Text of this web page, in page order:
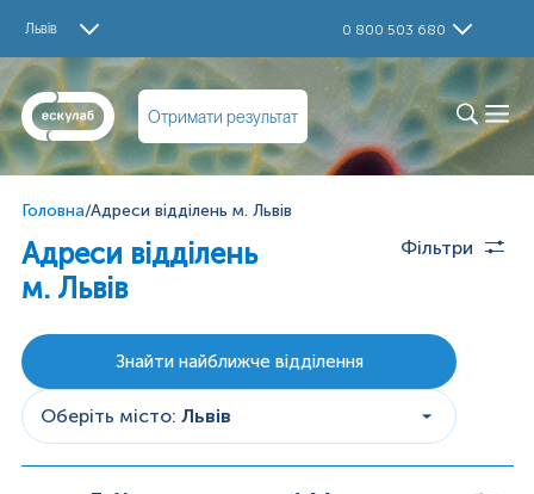
Львів 0 800 503 680
Отримати результат
Головна/Адреси відділень м. Львів
Адреси відділень
м. Львів
Фільтри
Оберіть місто: Львів
Знайти найближче відділення